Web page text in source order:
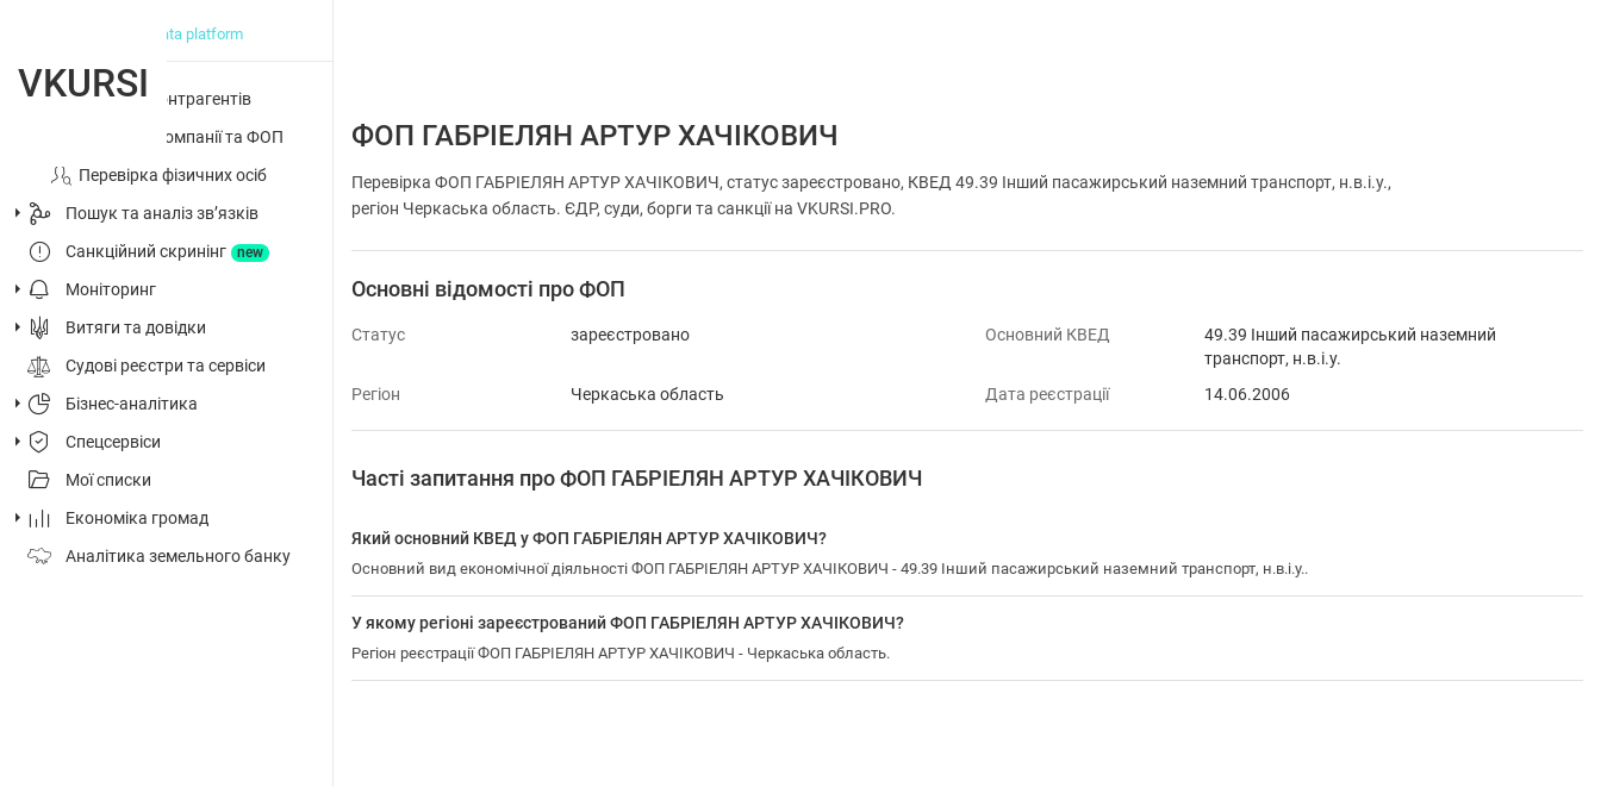
big data platform
Перевірка контрагентів
Досьє на компанії та ФОП
Перевірка фізичних осіб
Пошук та аналіз звʼязків
Санкційний скринінг
new
Моніторинг
Витяги та довідки
Судові реєстри та сервіси
Бізнес-аналітика
Спецсервіси
Мої списки
Економіка громад
Аналітика земельного банку
ФОП ГАБРІЕЛЯН АРТУР ХАЧІКОВИЧ
Перевірка ФОП ГАБРІЕЛЯН АРТУР ХАЧІКОВИЧ, статус зареєстровано, КВЕД 49.39 Інший пасажирський наземний транспорт, н.в.і.у.,
регіон Черкаська область. ЄДР, суди, борги та санкції на VKURSI.PRO.
Основні відомості про ФОП
Статус зареєстровано Основний КВЕД
49.39 Інший пасажирський наземний
транспорт, н.в.і.у.
Регіон
Черкаська область Дата реєстрації 14.06.2006
Часті запитання про ФОП ГАБРІЕЛЯН АРТУР ХАЧІКОВИЧ
Який основний КВЕД у ФОП ГАБРІЕЛЯН АРТУР ХАЧІКОВИЧ?
Основний вид економічної діяльності ФОП ГАБРІЕЛЯН АРТУР ХАЧІКОВИЧ - 49.39 Інший пасажирський наземний транспорт, н.в.і.у..
У якому регіоні зареєстрований ФОП ГАБРІЕЛЯН АРТУР ХАЧІКОВИЧ?
Регіон реєстрації ФОП ГАБРІЕЛЯН АРТУР ХАЧІКОВИЧ - Черкаська область.
VKURSI